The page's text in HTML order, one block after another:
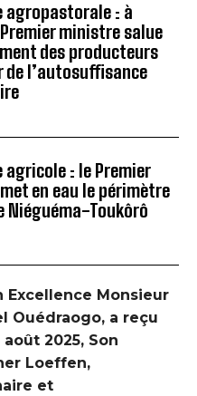
agropastorale : à
ministre salue
des producteurs
de l’autosuffisance
agricole : le Premier
en eau le périmètre
Niéguéma-Toukôrô
Excellence Monsieur
Ouédraogo, a reçu
2025, Son
Loeffen,
et